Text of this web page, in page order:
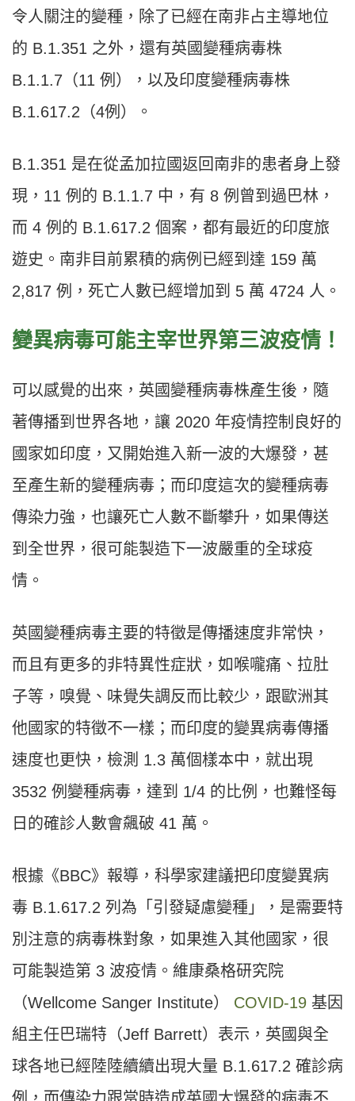
令人關注的變種，除了已經在南非占主導地位
的 B.1.351 之外，還有英國變種病毒株
B.1.1.7（11 例），以及印度變種病毒株
B.1.617.2（4例）。
B.1.351 是在從孟加拉國返回南非的患者身上發
現，11 例的 B.1.1.7 中，有 8 例曾到過巴林，
而 4 例的 B.1.617.2 個案，都有最近的印度旅
遊史。南非目前累積的病例已經到達 159 萬
2,817 例，死亡人數已經增加到 5 萬 4724 人。
變異病毒可能主宰世界第三波疫情！
可以感覺的出來，英國變種病毒株產生後，隨
著傳播到世界各地，讓 2020 年疫情控制良好的
國家如印度，又開始進入新一波的大爆發，甚
至產生新的變種病毒；而印度這次的變種病毒
傳染力強，也讓死亡人數不斷攀升，如果傳送
到全世界，很可能製造下一波嚴重的全球疫
情。
英國變種病毒主要的特徵是傳播速度非常快，
而且有更多的非特異性症狀，如喉嚨痛、拉肚
子等，嗅覺、味覺失調反而比較少，跟歐洲其
他國家的特徵不一樣；而印度的變異病毒傳播
速度也更快，檢測 1.3 萬個樣本中，就出現
3532 例變種病毒，達到 1/4 的比例，也難怪每
日的確診人數會飆破 41 萬。
根據《BBC》報導，科學家建議把印度變異病
毒 B.1.617.2 列為「引發疑慮變種」，是需要特
別注意的病毒株對象，如果進入其他國家，很
可能製造第 3 波疫情。維康桑格研究院
（Wellcome Sanger Institute） COVID-19 基因
組主任巴瑞特（Jeff Barrett）表示，英國與全
球各地已經陸陸續續出現大量 B.1.617.2 確診病